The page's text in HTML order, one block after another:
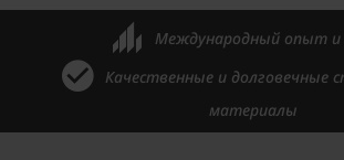
Международный опыт и
Качественные и долговечные
материалы